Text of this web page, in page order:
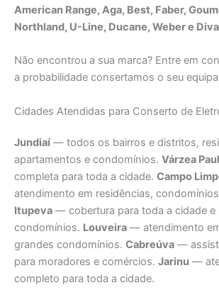
American Range, Aga, Best, Faber,
Northland, U-Line, Ducane, Weber e
Não encontrou a sua marca? Entre em
a probabilidade consertamos o seu
Cidades Atendidas para Conserto de
Jundiaí — todos os bairros e distritos,
apartamentos e condomínios. Várzea
completa para toda a cidade. Campo
atendimento em residências,
Itupeva — cobertura para toda a cidade e
condomínios. Louveira — atendimento
grandes condomínios. Cabreúva —
para moradores e comércios. Jarinu —
completo para toda a cidade.